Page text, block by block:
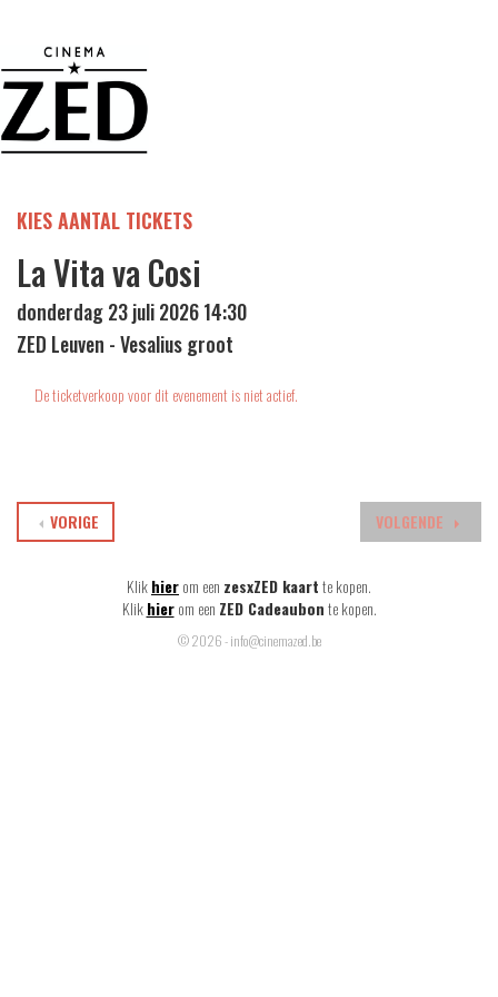
KIES AANTAL TICKETS
La Vita va Cosi
donderdag 23 juli 2026 14:30
ZED Leuven - Vesalius groot
De ticketverkoop voor dit evenement is niet actief.
VOLGENDE
VORIGE
Klikhierom een zesxZED kaartte kopen.
Klik hier om een ZED Cadeaubonte kopen.
© 2026 - info@cinemazed.be